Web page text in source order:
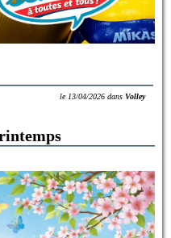
le 13/04/2026 dansVolley